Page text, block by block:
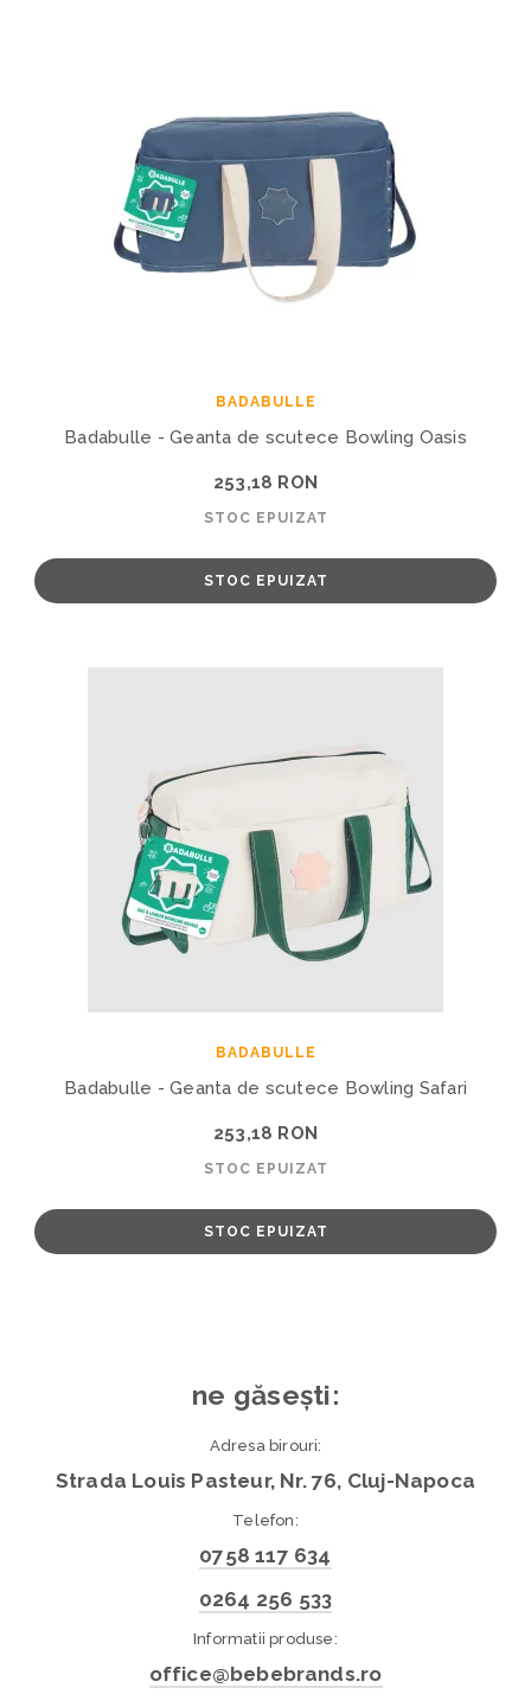
BADABULLE
Badabulle - Geanta de scutece Bowling Oasis
253,18 RON
STOC EPUIZAT
STOC EPUIZAT
BADABULLE
Badabulle - Geanta de scutece Bowling Safari
253,18 RON
STOC EPUIZAT
STOC EPUIZAT
ne găsești:
Adresa birouri:
Strada Louis Pasteur, Nr. 76, Cluj-Napoca
Telefon:
0758 117 634
0264 256 533
Informatii produse:
office@bebebrands.ro